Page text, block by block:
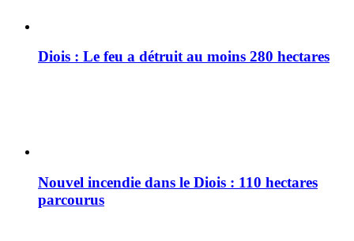
Diois : Le feu a détruit au moins 280 hectares
Nouvel incendie dans le Diois : 110 hectares
parcourus